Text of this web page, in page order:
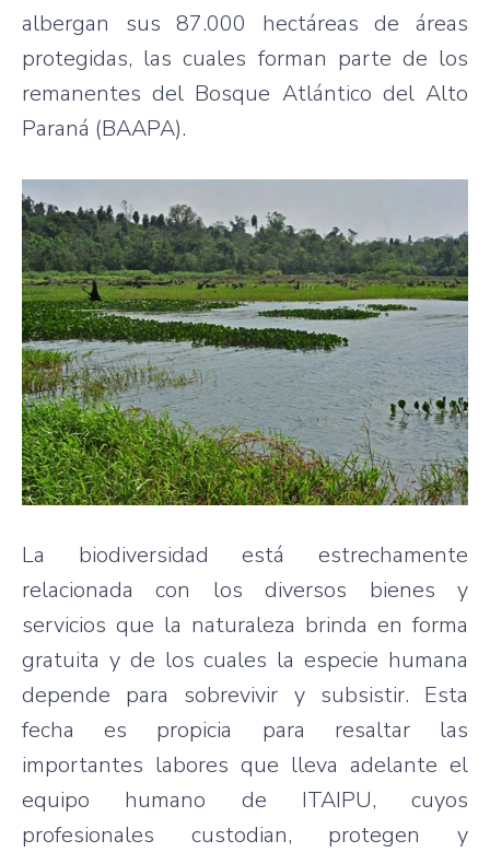
albergan sus 87.000 hectáreas de áreas
protegidas, las cuales forman parte de los
remanentes del Bosque Atlántico del Alto
Paraná (BAAPA).
La biodiversidad está estrechamente
relacionada con los diversos bienes y
servicios que la naturaleza brinda en forma
gratuita y de los cuales la especie humana
depende para sobrevivir y subsistir. Esta
fecha es propicia para resaltar las
importantes labores que lleva adelante el
equipo humano de ITAIPU, cuyos
profesionales custodian, protegen y